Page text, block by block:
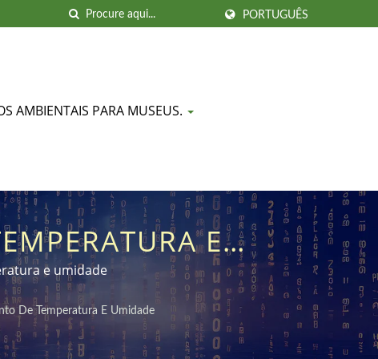
PORTUGUÊS
AMBIENTAIS PARA MUSEUS.
E
REMOTO
e umidade
De Temperatura E Umidade